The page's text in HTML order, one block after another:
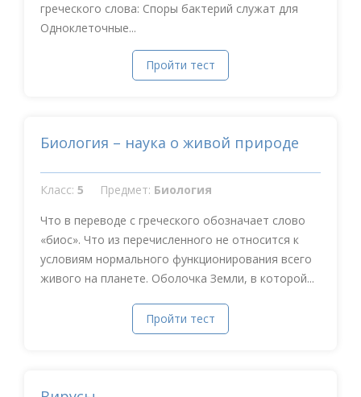
греческого слова: Споры бактерий служат для
Одноклеточные...
Пройти тест
Биология – наука о живой природе
Класс: 5 Предмет: Биология
Что в переводе с греческого обозначает слово
«биос». Что из перечисленного не относится к
условиям нормального функционирования всего
живого на планете. Оболочка Земли, в которой...
Пройти тест